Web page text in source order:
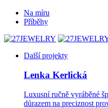
Na míru
Příběhy
Další projekty
Lenka Kerlická
Luxusní ručně vyráběné
důrazem na preciznost